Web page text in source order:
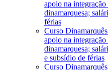
apoio na
dinamarquesa;
férias
Curso
apoio na integração
dinamarquesa;
e subsídio de férias
Curso